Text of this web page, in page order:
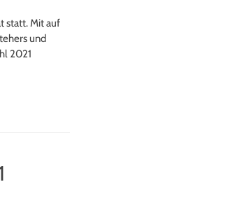
statt. Mit auf
und
2021